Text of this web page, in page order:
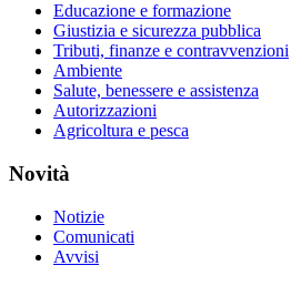
Educazione e formazione
Giustizia e sicurezza pubblica
Tributi, finanze e contravvenzioni
Ambiente
Salute, benessere e assistenza
Autorizzazioni
Agricoltura e pesca
Novità
Notizie
Comunicati
Avvisi